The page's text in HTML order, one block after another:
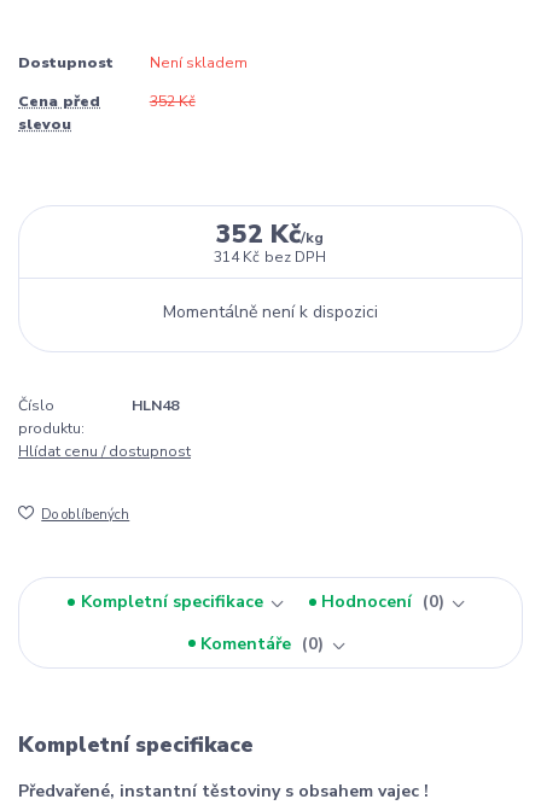
Dostupnost Není skladem
Cena před
slevou
352 Kč
352 Kč/kg
314 Kč bez DPH
Momentálně není k dispozici
Číslo
produktu:
HLN48
Hlídat cenu / dostupnost
Do oblíbených
Kompletní specifikace Hodnocení
0
Komentáře
0
Kompletní specifikace
Předvařené, instantní těstoviny s obsahem vajec !